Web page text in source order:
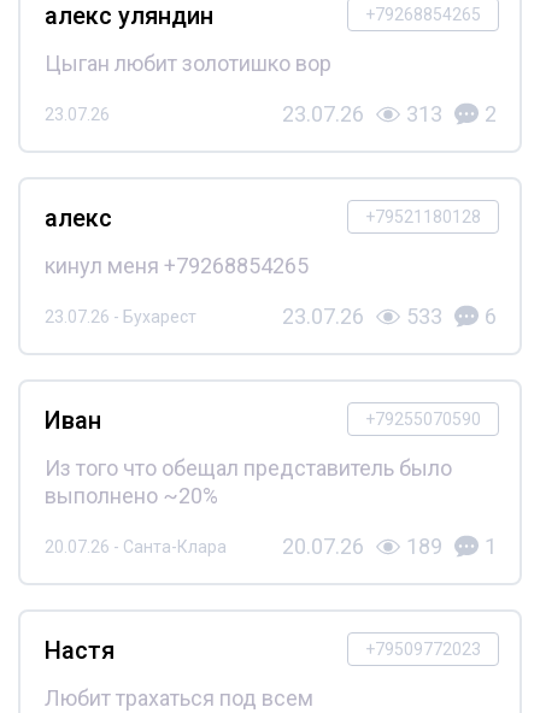
+79268854265
алекс уляндин
Цыган любит золотишко вор
23.07.26 23.07.26 313 2
+79521180128
алекс
кинул меня +79268854265
23.07.26 - Бухарест 23.07.26 533 6
+79255070590
Иван
Из того что обещал представитель было
выполнено ~20%
20.07.26 - Санта-Клара 20.07.26 189 1
+79509772023
Настя
Любит трахаться под всем